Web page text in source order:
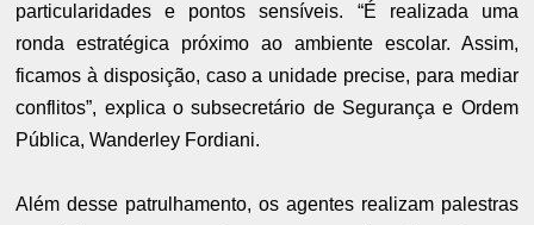
particularidades e pontos sensíveis. “É realizada uma
ronda estratégica próximo ao ambiente escolar. Assim,
ficamos à disposição, caso a unidade precise, para mediar
conflitos”, explica o subsecretário de Segurança e Ordem
Pública, Wanderley Fordiani.
Além desse patrulhamento, os agentes realizam palestras